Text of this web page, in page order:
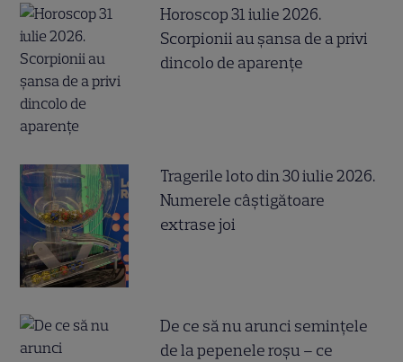
Horoscop 31 iulie 2026.
Scorpionii au șansa de a privi
dincolo de aparențe
Tragerile loto din 30 iulie 2026.
Numerele câştigătoare
extrase joi
De ce să nu arunci semințele
de la pepenele roșu – ce